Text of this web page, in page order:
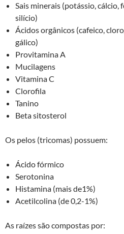
Sais minerais (potássio, cálcio,
silício)
Ácidos orgânicos (cafeico,
gálico)
Provitamina A
Mucilagens
Vitamina C
Clorofila
Tanino
Beta sitosterol
Os pelos (tricomas) possuem:
Ácido fórmico
Serotonina
Histamina (mais de1%)
Acetilcolina (de 0,2-1%)
As raízes são compostas por: